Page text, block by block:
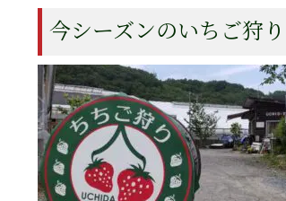
今シーズンのいちご狩